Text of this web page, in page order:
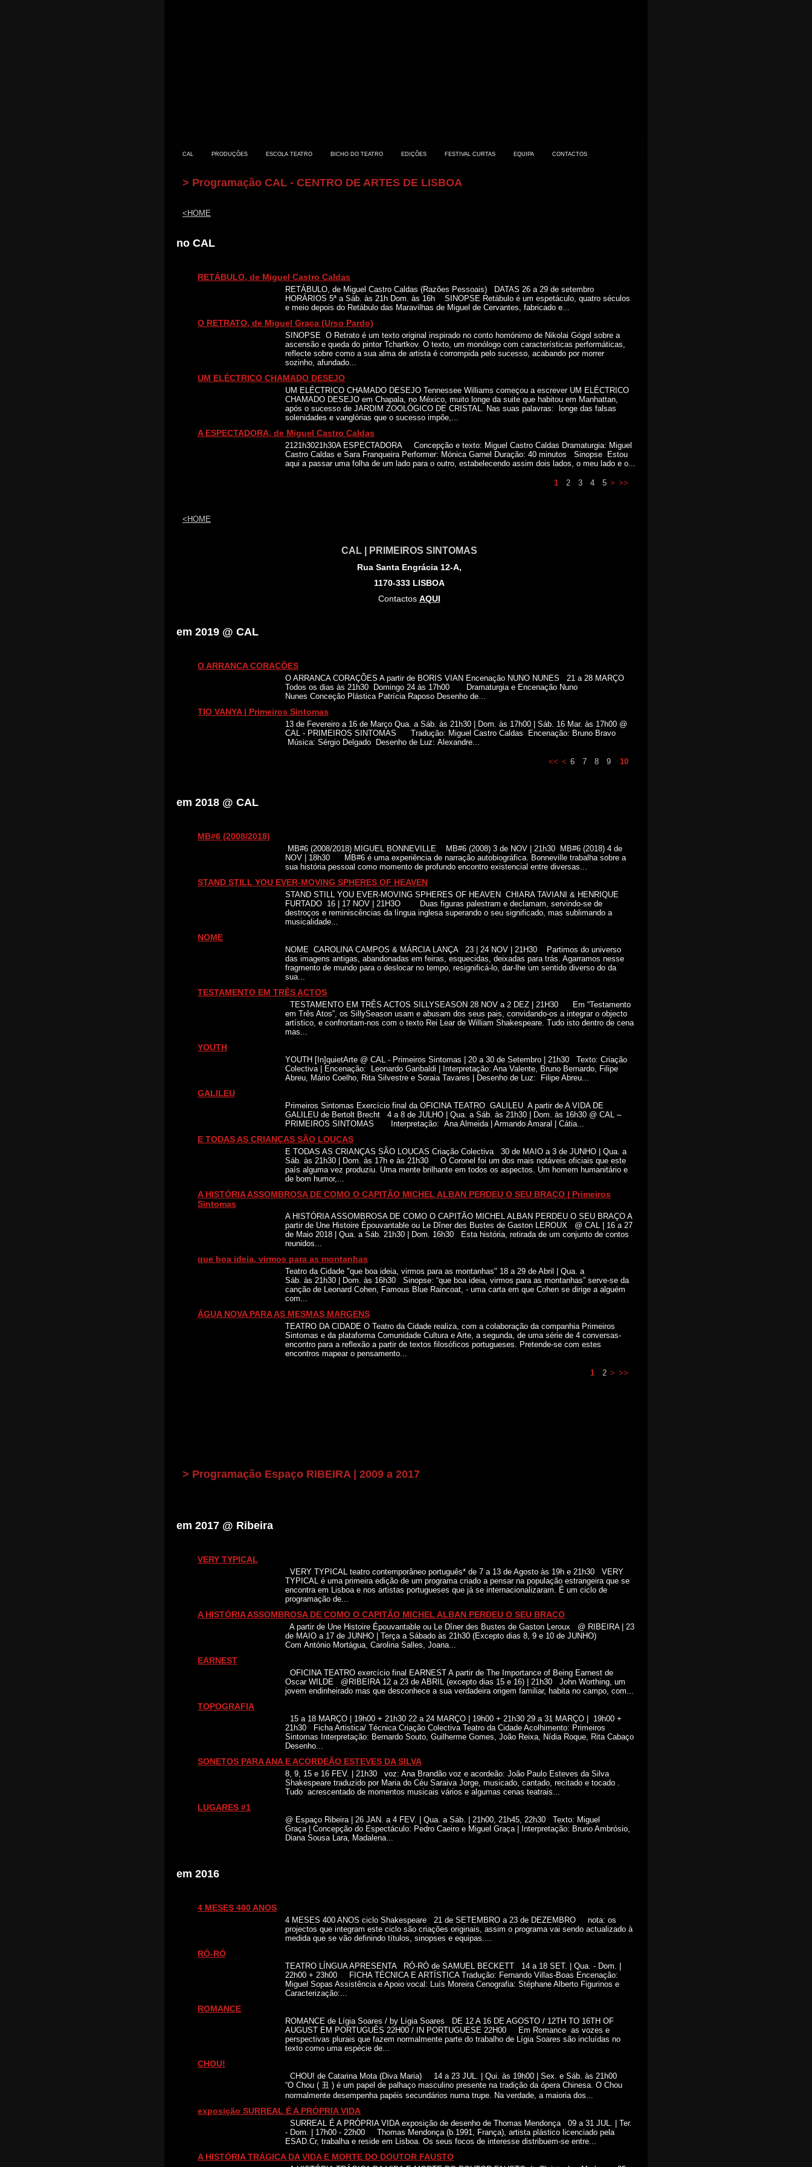
CONTACTO
CAL - Centro de Artes de
Lisboa
(+351) 915 078 572
> Programação CAL - CENTRO DE ARTES DE LISBOA
<HOME
no CAL
RETÁBULO, de Miguel Castro Caldas
RETÁBULO, de Miguel Castro Caldas (Razões Pessoais) DATAS 26 a 29 de setembro
HORÁRIOS 5ª a Sáb. às 21h Dom. às 16h SINOPSE Retábulo é um espetáculo, quatro séculos
e meio depois do Retábulo das Maravilhas de Miguel de Cervantes, fabricado e...
O RETRATO, de Miguel Graça (Urso Pardo)
SINOPSE O Retrato é um texto original inspirado no conto homónimo de Nikolai Gógol sobre a
ascensão e queda do pintor Tchartkov. O texto, um monólogo com características performáticas,
reflecte sobre como a sua alma de artista é corrompida pelo sucesso, acabando por morrer
sozinho, afundado...
UM ELÉCTRICO CHAMADO DESEJO
UM ELÉCTRICO CHAMADO DESEJO Tennessee Williams começou a escrever UM ELÉCTRICO
CHAMADO DESEJO em Chapala, no México, muito longe da suite que habitou em Manhattan,
após o sucesso de JARDIM ZOOLÓGICO DE CRISTAL. Nas suas palavras: longe das falsas
solenidades e vanglórias que o sucesso impõe,...
A ESPECTADORA, de Miguel Castro Caldas
2121h3021h30A ESPECTADORA Concepção e texto: Miguel Castro Caldas Dramaturgia: Miguel
Castro Caldas e Sara Franqueira Performer: Mónica Garnel Duração: 40 minutos Sinopse Estou
aqui a passar uma folha de um lado para o outro, estabelecendo assim dois lados, o meu lado e o...
1 2 3 4 5 > >>
<HOME
CAL | PRIMEIROS SINTOMAS
Rua Santa Engrácia 12-A,
1170-333 LISBOA
Contactos AQUI
em 2019 @ CAL
O ARRANCA CORAÇÕES
O ARRANCA CORAÇÕES A partir de BORIS VIAN Encenação NUNO NUNES 21 a 28 MARÇO
Todos os dias às 21h30 Domingo 24 às 17h00 Dramaturgia e Encenação Nuno
Nunes Conceção Plástica Patrícia Raposo Desenho de...
TIO VANYA | Primeiros Sintomas
13 de Fevereiro a 16 de Março Qua. a Sáb. às 21h30 | Dom. às 17h00 | Sáb. 16 Mar. às 17h00 @
CAL - PRIMEIROS SINTOMAS Tradução: Miguel Castro Caldas Encenação: Bruno Bravo
Música: Sérgio Delgado Desenho de Luz: Alexandre...
<< < 6 7 8 9 10
em 2018 @ CAL
MB#6 (2008/2018)
MB#6 (2008/2018) MIGUEL BONNEVILLE MB#6 (2008) 3 de NOV | 21h30 MB#6 (2018) 4 de
NOV | 18h30 MB#6 é uma experiência de narração autobiográfica. Bonneville trabalha sobre a
sua história pessoal como momento de profundo encontro existencial entre diversas...
STAND STILL YOU EVER-MOVING SPHERES OF HEAVEN
STAND STILL YOU EVER-MOVING SPHERES OF HEAVEN CHIARA TAVIANI & HENRIQUE
FURTADO 16 | 17 NOV | 21H3O Duas figuras palestram e declamam, servindo-se de
destroços e reminiscências da língua inglesa superando o seu significado, mas sublimando a
musicalidade...
NOME
NOME CAROLINA CAMPOS & MÁRCIA LANÇA 23 | 24 NOV | 21H30 Partimos do universo
das imagens antigas, abandonadas em feiras, esquecidas, deixadas para trás. Agarramos nesse
fragmento de mundo para o deslocar no tempo, resignificá-lo, dar-lhe um sentido diverso do da
sua...
TESTAMENTO EM TRÊS ACTOS
TESTAMENTO EM TRÊS ACTOS SILLYSEASON 28 NOV a 2 DEZ | 21H30 Em “Testamento
em Três Atos”, os SillySeason usam e abusam dos seus pais, convidando-os a integrar o objecto
artístico, e confrontam-nos com o texto Rei Lear de William Shakespeare. Tudo isto dentro de cena
mas...
YOUTH
YOUTH [In]quietArte @ CAL - Primeiros Sintomas | 20 a 30 de Setembro | 21h30 Texto: Criação
Colectiva | Encenação: Leonardo Garibaldi | Interpretação: Ana Valente, Bruno Bernardo, Filipe
Abreu, Mário Coelho, Rita Silvestre e Soraia Tavares | Desenho de Luz: Filipe Abreu...
GALILEU
Primeiros Sintomas Exercício final da OFICINA TEATRO GALILEU A partir de A VIDA DE
GALILEU de Bertolt Brecht 4 a 8 de JULHO | Qua. a Sáb. às 21h30 | Dom. às 16h30 @ CAL –
PRIMEIROS SINTOMAS Interpretação: Ana Almeida | Armando Amaral | Cátia...
E TODAS AS CRIANÇAS SÃO LOUCAS
E TODAS AS CRIANÇAS SÃO LOUCAS Criação Colectiva 30 de MAIO a 3 de JUNHO | Qua. a
Sáb. às 21h30 | Dom. às 17h e às 21h30 O Coronel foi um dos mais notáveis oficiais que este
país alguma vez produziu. Uma mente brilhante em todos os aspectos. Um homem humanitário e
de bom humor,...
A HISTÓRIA ASSOMBROSA DE COMO O CAPITÃO MICHEL ALBAN PERDEU O SEU BRAÇO | Primeiros
Sintomas
A HISTÓRIA ASSOMBROSA DE COMO O CAPITÃO MICHEL ALBAN PERDEU O SEU BRAÇO A
partir de Une Histoire Épouvantable ou Le Dîner des Bustes de Gaston LEROUX @ CAL | 16 a 27
de Maio 2018 | Qua. a Sáb. 21h30 | Dom. 16h30 Esta história, retirada de um conjunto de contos
reunidos...
que boa ideia, virmos para as montanhas
Teatro da Cidade "que boa ideia, virmos para as montanhas" 18 a 29 de Abril | Qua. a
Sáb. às 21h30 | Dom. às 16h30 Sinopse: “que boa ideia, virmos para as montanhas” serve-se da
canção de Leonard Cohen, Famous Blue Raincoat, - uma carta em que Cohen se dirige a alguém
com...
ÁGUA NOVA PARA AS MESMAS MARGENS
TEATRO DA CIDADE O Teatro da Cidade realiza, com a colaboração da companhia Primeiros
Sintomas e da plataforma Comunidade Cultura e Arte, a segunda, de uma série de 4 conversas-
encontro para a reflexão a partir de textos filosóficos portugueses. Pretende-se com estes
encontros mapear o pensamento...
1 2 > >>
> Programação Espaço RIBEIRA | 2009 a 2017
em 2017 @ Ribeira
VERY TYPICAL
VERY TYPICAL teatro contemporâneo português* de 7 a 13 de Agosto às 19h e 21h30 VERY
TYPICAL é uma primeira edição de um programa criado a pensar na população estrangeira que se
encontra em Lisboa e nos artistas portugueses que já se internacionalizaram. É um ciclo de
programação de...
A HISTÓRIA ASSOMBROSA DE COMO O CAPITÃO MICHEL ALBAN PERDEU O SEU BRAÇO
A partir de Une Histoire Épouvantable ou Le Dîner des Bustes de Gaston Leroux @ RIBEIRA | 23
de MAIO a 17 de JUNHO | Terça a Sábado às 21h30 (Excepto dias 8, 9 e 10 de JUNHO)
Com António Mortágua, Carolina Salles, Joana...
EARNEST
OFICINA TEATRO exercício final EARNEST A partir de The Importance of Being Earnest de
Oscar WILDE @RIBEIRA 12 a 23 de ABRIL (excepto dias 15 e 16) | 21h30 John Worthing, um
jovem endinheirado mas que desconhece a sua verdadeira origem familiar, habita no campo, com...
TOPOGRAFIA
15 a 18 MARÇO | 19h00 + 21h30 22 a 24 MARÇO | 19h00 + 21h30 29 a 31 MARÇO | 19h00 +
21h30 Ficha Artistica/ Técnica Criação Colectiva Teatro da Cidade Acolhimento: Primeiros
Sintomas Interpretação: Bernardo Souto, Guilherme Gomes, João Reixa, Nídia Roque, Rita Cabaço
Desenho...
SONETOS PARA ANA E ACORDEÃO ESTEVES DA SILVA
8, 9, 15 e 16 FEV. | 21h30 voz: Ana Brandão voz e acordeão: João Paulo Esteves da Silva
Shakespeare traduzido por Maria do Céu Saraiva Jorge, musicado, cantado, recitado e tocado .
Tudo acrescentado de momentos musicais vários e algumas cenas teatrais...
LUGARES #1
@ Espaço Ribeira | 26 JAN. a 4 FEV. | Qua. a Sáb. | 21h00, 21h45, 22h30 Texto: Miguel
Graça | Concepção do Espectáculo: Pedro Caeiro e Miguel Graça | Interpretação: Bruno Ambrósio,
Diana Sousa Lara, Madalena...
em 2016
4 MESES 400 ANOS
4 MESES 400 ANOS ciclo Shakespeare 21 de SETEMBRO a 23 de DEZEMBRO nota: os
projectos que integram este ciclo são criações originais, assim o programa vai sendo actualizado à
medida que se vão definindo títulos, sinopses e equipas....
RÓ-RÓ
TEATRO LÍNGUA APRESENTA RÓ-RÓ de SAMUEL BECKETT 14 a 18 SET. | Qua. - Dom. |
22h00 + 23h00 FICHA TÉCNICA E ARTÍSTICA Tradução: Fernando Villas-Boas Encenação:
Miguel Sopas Assistência e Apoio vocal: Luís Moreira Cenografia: Stéphane Alberto Figurinos e
Caracterização:...
ROMANCE
ROMANCE de Lígia Soares / by Lígia Soares DE 12 A 16 DE AGOSTO / 12TH TO 16TH OF
AUGUST EM PORTUGUÊS 22H00 / IN PORTUGUESE 22H00 Em Romance as vozes e
perspectivas plurais que fazem normalmente parte do trabalho de Lígia Soares são incluídas no
texto como uma espécie de...
CHOU!
CHOU! de Catarina Mota (Diva Maria) 14 a 23 JUL. | Qui. às 19h00 | Sex. e Sáb. às 21h00
“O Chou ( 丑 ) é um papel de palhaço masculino presente na tradição da ópera Chinesa. O Chou
normalmente desempenha papéis secundários numa trupe. Na verdade, a maioria dos...
exposição SURREAL É A PRÓPRIA VIDA
SURREAL É A PRÓPRIA VIDA exposição de desenho de Thomas Mendonça 09 a 31 JUL. | Ter.
- Dom. | 17h00 - 22h00 Thomas Mendonça (b.1991, França), artista plástico licenciado pela
ESAD.Cr, trabalha e reside em Lisboa. Os seus focos de interesse distribuem-se entre...
A HISTÓRIA TRÁGICA DA VIDA E MORTE DO DOUTOR FAUSTO
CAL PRODUÇÕES ESCOLA TEATRO BICHO DO TEATRO EDIÇÕES FESTIVAL CURTAS EQUIPA CONTACTOS